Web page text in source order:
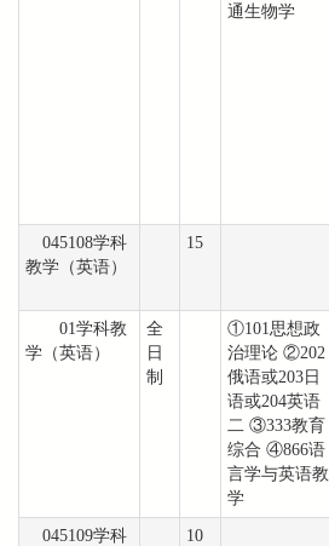
通生物学
045108学科
教学（英语）
15
01学科教
学（英语）
全
日
制
①101思想政
治理论 ②202
俄语或203日
语或204英语
二 ③333教育
综合 ④866语
言学与英语教
学
045109学科
10